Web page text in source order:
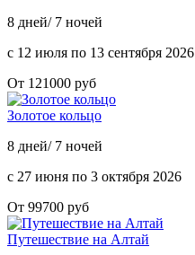
8 дней/ 7 ночей
с 12 июля по 13 сентября 2026
От 121000 руб
Золотое кольцо
8 дней/ 7 ночей
с 27 июня по 3 октября 2026
От 99700 руб
Путешествие на Алтай